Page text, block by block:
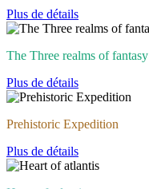
Plus de détails
The Three realms of fantasy
Plus de détails
Prehistoric Expedition
Plus de détails